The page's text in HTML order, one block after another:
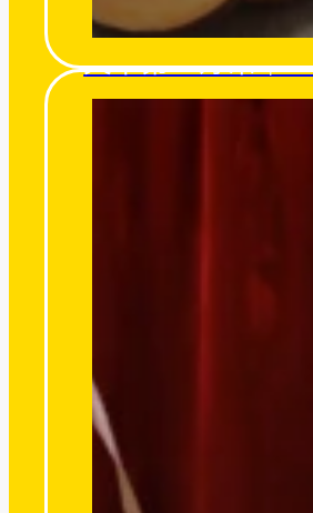
天下第一好茶｜